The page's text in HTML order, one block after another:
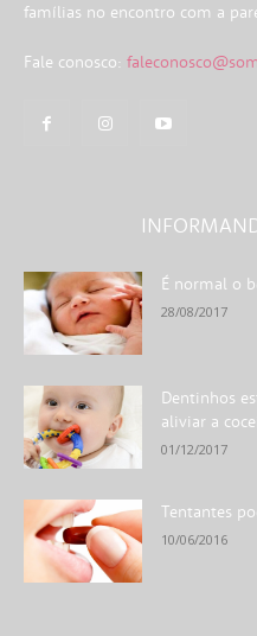
famílias no encontro com a
Fale conosco:
É normal o
28/08/2017
Dentinhos
aliviar a
01/12/2017
Tentantes
10/06/2016